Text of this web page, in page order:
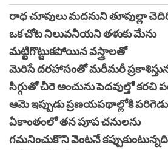
రాధ చూపులు మదనుని తూపుల్లా
ఒక చోట నిలువనీయని తళుకు మేను
మట్టిగొట్టుకపోయిన వస్త్రాలతో
మెరిసే దరహాసంతో మరీమరీ
సిగ్గుతో చీరె అంచును పెదవుల్తో కరచి
ఆమె ఇప్పుడు ప్రణయపథాల్లోకి
ఏకాంతంలో తన పూప చనులను
గమనించుకొని వెంటనే కప్పుకుంటున్నది